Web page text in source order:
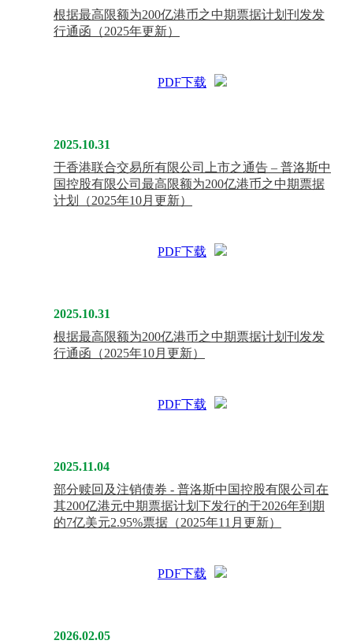
根据最高限额为200亿港币之中期票据计划刊发发
行通函（2025年更新）
PDF下载
2025.10.31
于香港联合交易所有限公司上市之通告 – 普洛斯中
国控股有限公司最高限额为200亿港币之中期票据
计划（2025年10月更新）
PDF下载
2025.10.31
根据最高限额为200亿港币之中期票据计划刊发发
行通函（2025年10月更新）
PDF下载
2025.11.04
部分赎回及注销债券 - 普洛斯中国控股有限公司在
其200亿港元中期票据计划下发行的于2026年到期
的7亿美元2.95%票据（2025年11月更新）
PDF下载
2026.02.05